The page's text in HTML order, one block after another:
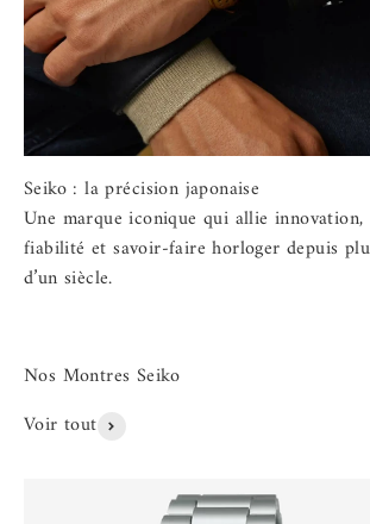
Une marque iconique qui allie innovation,
fiabilité et savoir-faire horloger depuis
d’un siècle.
Voir tout